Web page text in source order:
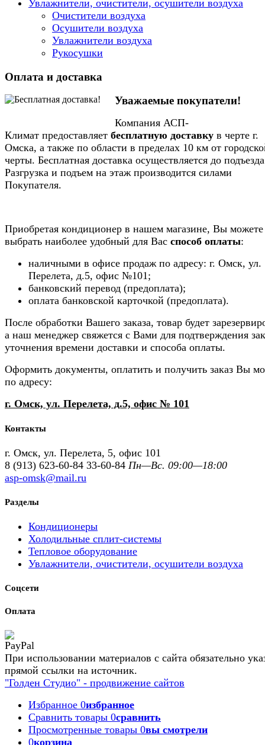
Увлажнители, очистители, осушители воздуха
Очистители воздуха
Осушители воздуха
Увлажнители воздуха
Рукосушки
Оплата и доставка
Уважаемые покупатели!
Компания АСП-
Климат предоставляет бесплатную доставку в черте г.
Омска, а также по области в пределах 10 км от
черты. Бесплатная доставка осуществляется до
Разгрузка и подъем на этаж производится силами
Покупателя.
Приобретая кондиционер в нашем магазине, Вы можете
выбрать наиболее удобный для Вас способ оплаты:
наличными в офисе продаж по адресу: г. Омск, ул.
Перелета, д.5, офис №101;
банковский перевод (предоплата);
оплата банковской карточкой (предоплата).
После обработки Вашего заказа, товар будет
а наш менеджер свяжется с Вами для подтверждения
уточнения времени доставки и способа оплаты.
Оформить документы, оплатить и получить заказ Вы
по адресу:
г. Омск, ул. Перелета, д.5, офис № 101
Контакты
г. Омск, ул. Перелета, 5, офис 101
8 (913) 623-60-84 33-60-84 Пн—Вс. 09:00—18:00
asp-omsk@mail.ru
Разделы
Кондиционеры
Холодильные сплит-системы
Тепловое оборудование
Увлажнители, очистители, осушители воздуха
Соцсети
Оплата
При использовании материалов с сайта обязательно
прямой ссылки на источник.
"Голден Студио" - продвижение сайтов
Избранное 0избранное
Сравнить товары 0сравнить
Просмотренные товары 0вы смотрели
0корзина